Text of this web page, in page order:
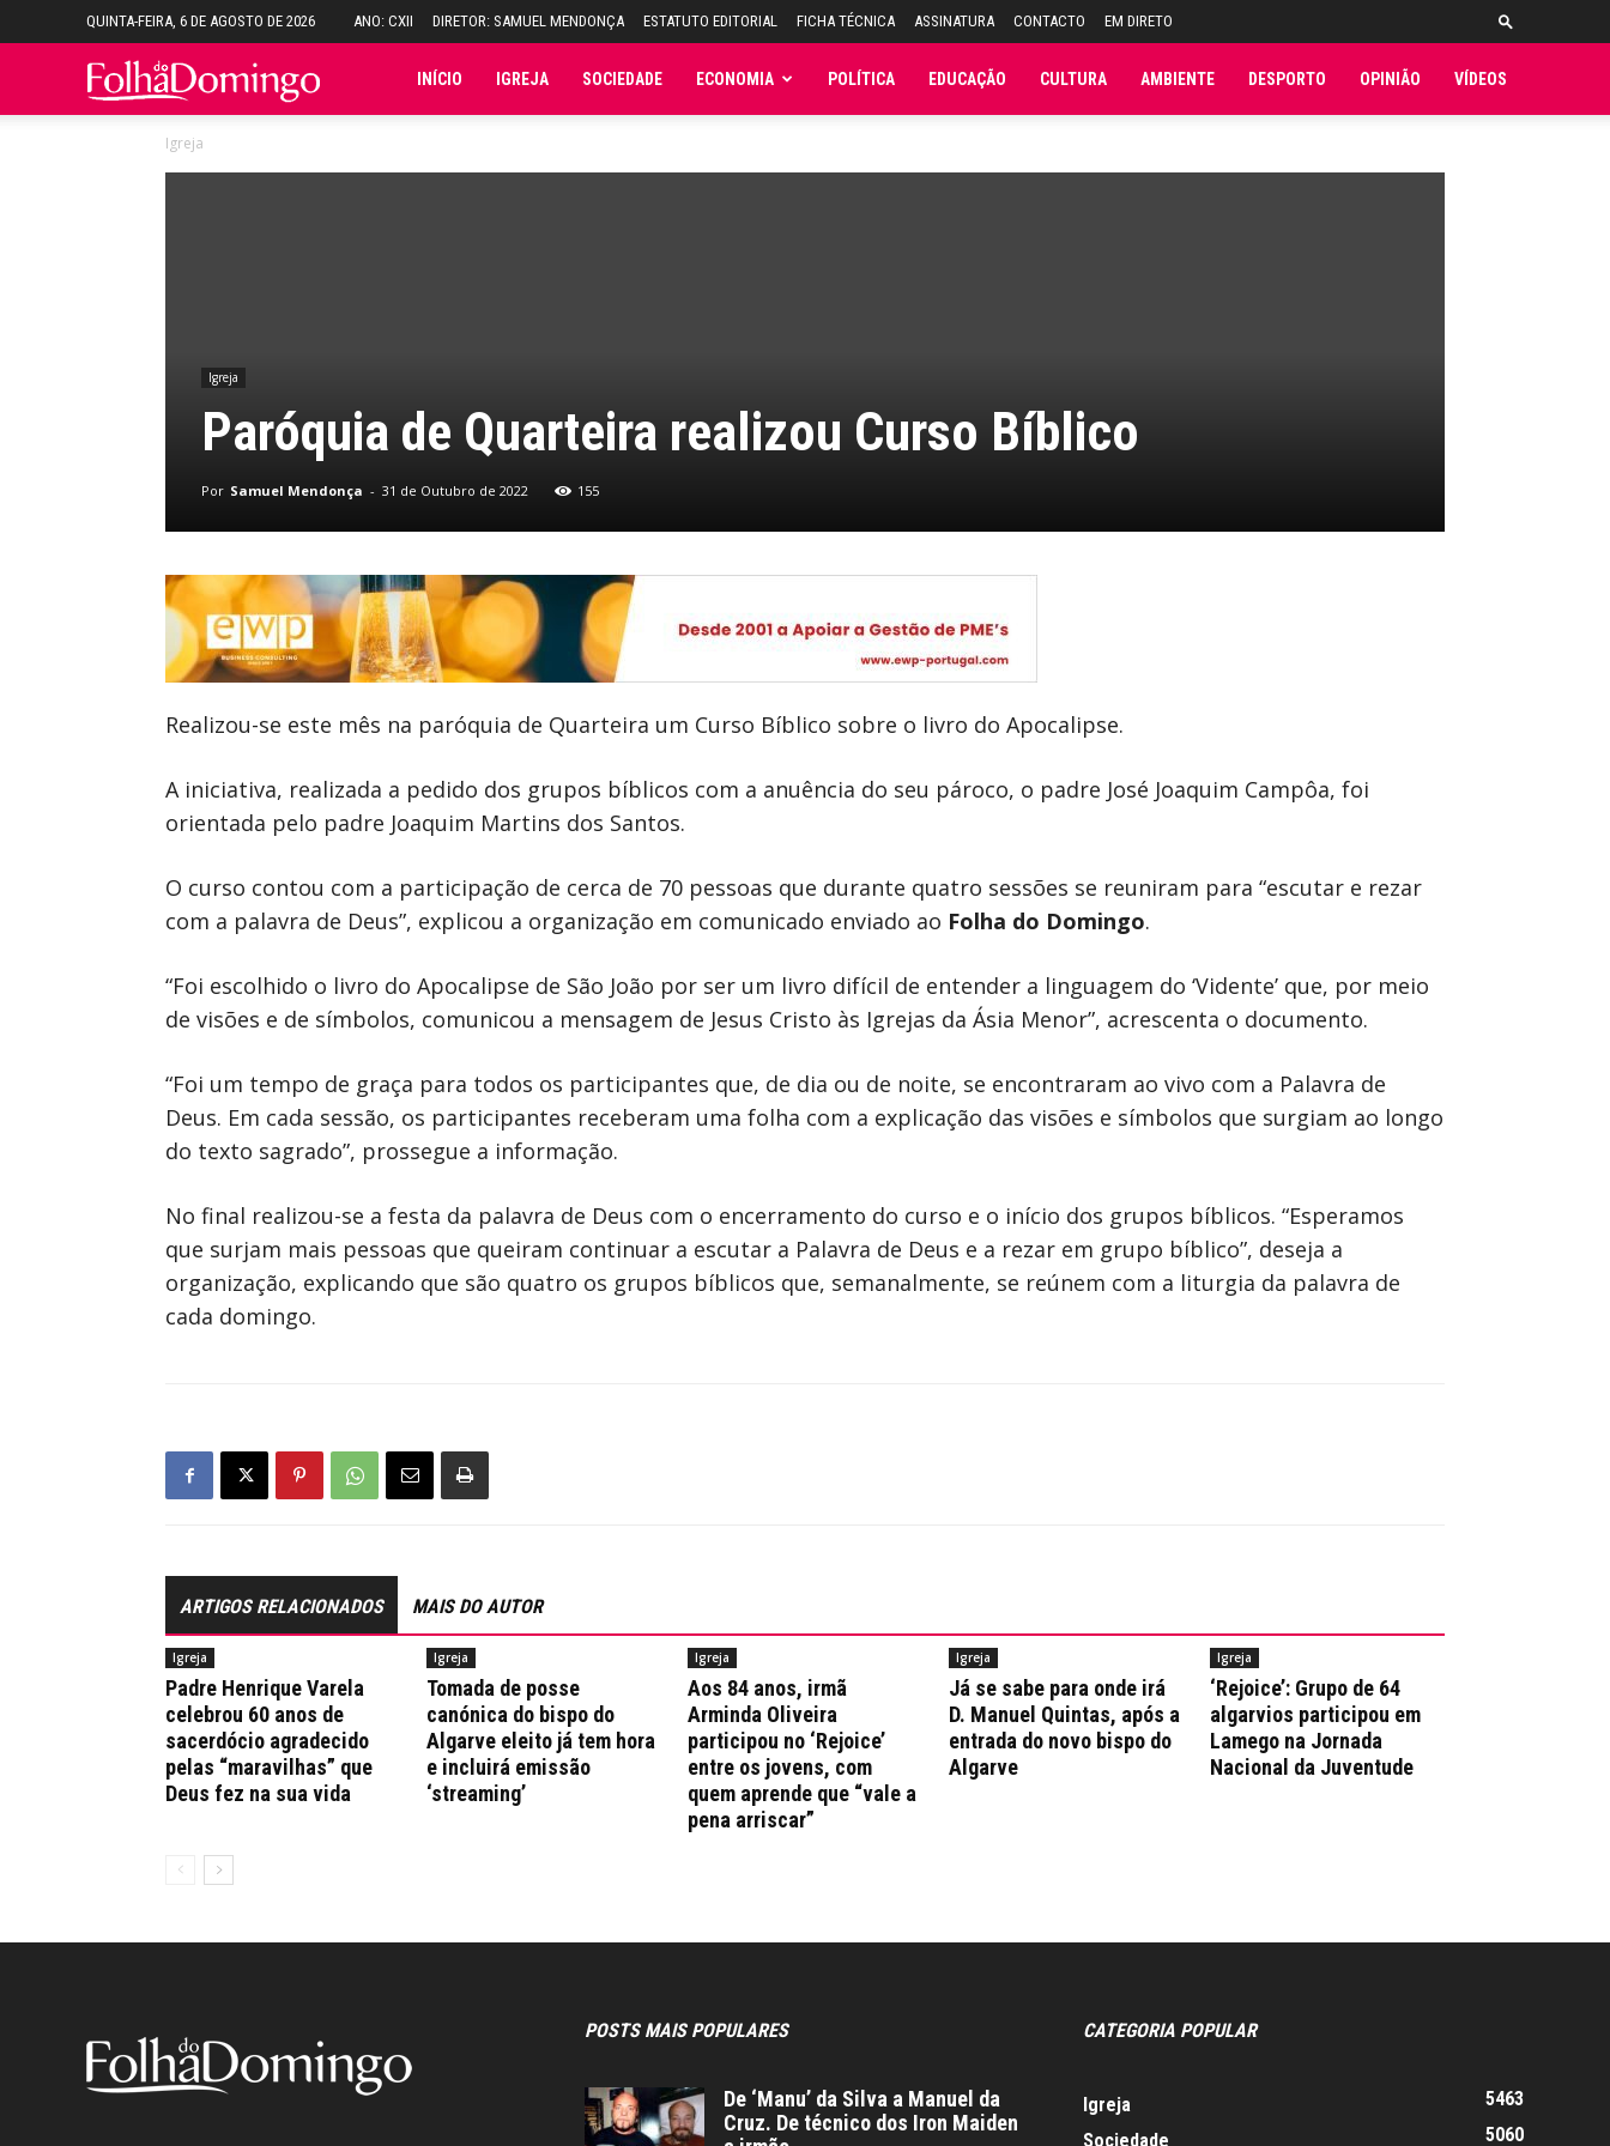
QUINTA-FEIRA, 6 DE AGOSTO DE 2026 ANO: CXII DIRETOR: SAMUEL MENDONÇA ESTATUTO EDITORIAL FICHA TÉCNICA ASSINATURA CONTACTO EM DIRETO
Folha INÍCIO IGREJA SOCIEDADE ECONOMIA POLÍTICA EDUCAÇÃO CULTURA AMBIENTE DESPORTO OPINIÃO VÍDEOS
Igreja
Igreja
Paróquia de Quarteira realizou Curso Bíblico
Por Samuel Mendonça - 31 de Outubro de 2022 155
Realizou-se este mês na paróquia de Quarteira um Curso Bíblico sobre o livro do Apocalipse.
A iniciativa, realizada a pedido dos grupos bíblicos com a anuência do seu pároco, o padre José Joaquim Campôa, foi
orientada pelo padre Joaquim Martins dos Santos.
O curso contou com a participação de cerca de 70 pessoas que durante quatro sessões se reuniram para “escutar e rezar
com a palavra de Deus”, explicou a organização em comunicado enviado ao Folha do Domingo.
“Foi escolhido o livro do Apocalipse de São João por ser um livro difícil de entender a linguagem do ‘Vidente’ que, por meio
de visões e de símbolos, comunicou a mensagem de Jesus Cristo às Igrejas da Ásia Menor”, acrescenta o documento.
“Foi um tempo de graça para todos os participantes que, de dia ou de noite, se encontraram ao vivo com a Palavra de
Deus. Em cada sessão, os participantes receberam uma folha com a explicação das visões e símbolos que surgiam ao longo
do texto sagrado”, prossegue a informação.
No final realizou-se a festa da palavra de Deus com o encerramento do curso e o início dos grupos bíblicos. “Esperamos
que surjam mais pessoas que queiram continuar a escutar a Palavra de Deus e a rezar em grupo bíblico”, deseja a
organização, explicando que são quatro os grupos bíblicos que, semanalmente, se reúnem com a liturgia da palavra de
cada domingo.
ARTIGOS RELACIONADOS MAIS DO AUTOR
Igreja
Padre Henrique Varela
celebrou 60 anos de
sacerdócio agradecido
pelas “maravilhas” que
Deus fez na sua vida
Igreja
Tomada de posse
canónica do bispo do
Algarve eleito já tem hora
e incluirá emissão
‘streaming’
Igreja
Aos 84 anos, irmã
Arminda Oliveira
participou no ‘Rejoice’
entre os jovens, com
quem aprende que “vale a
pena arriscar”
Igreja
Já se sabe para onde irá
D. Manuel Quintas, após a
entrada do novo bispo do
Algarve
Igreja
‘Rejoice’: Grupo de 64
algarvios participou em
Lamego na Jornada
Nacional da Juventude
POSTS MAIS POPULARES
De ‘Manu’ da Silva a Manuel da
Cruz. De técnico dos Iron Maiden
CATEGORIA POPULAR
Igreja
5463
Sociedade
5060